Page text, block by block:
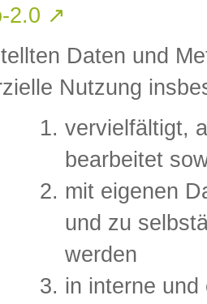
2.0 ↗
Daten und
Nutzung
vervielfältigt,
bearbeitet
mit eigenen
und zu
werden
in interne